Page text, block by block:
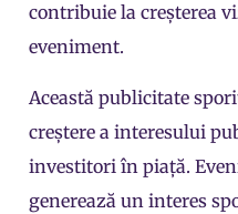
contribuie la creșterea
eveniment.
Această publicitate
creștere a interesului
investitori în piață.
generează un interes